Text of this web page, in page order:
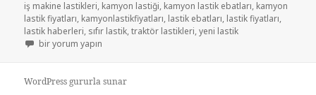
iş makine lastikleri, kamyon lastiği, kamyon lastik ebatları, kamyon
lastik fiyatları, kamyonlastikfiyatları, lastik ebatları, lastik fiyatları,
lastik haberleri, sıfır lastik,traktör lastikleri,yeni lastik
16.9-28 ÖZKA MARKA CJB ( CİSİBİ ) LASTİKLERİ için
bir yorum yapın
WordPress gururla sunar